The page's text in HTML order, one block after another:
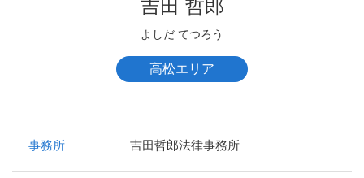
吉田 哲郎
よしだ てつろう
高松エリア
事務所 吉田哲郎法律事務所